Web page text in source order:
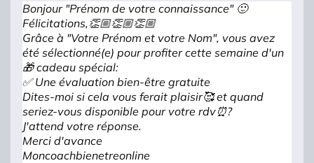
Bonjour "Prénom de votre connaissance" 🙂
Félicitations,👏🏼👏🏼👏🏼
Grâce à "Votre Prénom et votre Nom", vous avez
été sélectionné(e) pour profiter cette semaine d'un
🎁 cadeau spécial:
✅ Une évaluation bien-être gratuite
Dites-moi si cela vous ferait plaisir🥰 et quand
seriez-vous disponible pour votre rdv⏰?
J'attend votre réponse.
Merci d'avance
Moncoachbienetreonline